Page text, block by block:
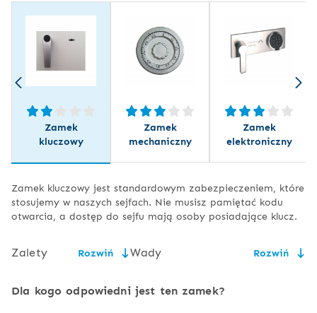
Zamek
kluczowy
Zamek
mechaniczny
Zamek
elektroniczny
Zamek kluczowy jest standardowym zabezpieczeniem, które
stosujemy w naszych sejfach. Nie musisz pamiętać kodu
otwarcia, a dostęp do sejfu mają osoby posiadające klucz.
Zalety Rozwiń
niska cena,
Wady Rozwiń
konieczność bezpiecznego
Dla kogo odpowiedni jest ten zamek?